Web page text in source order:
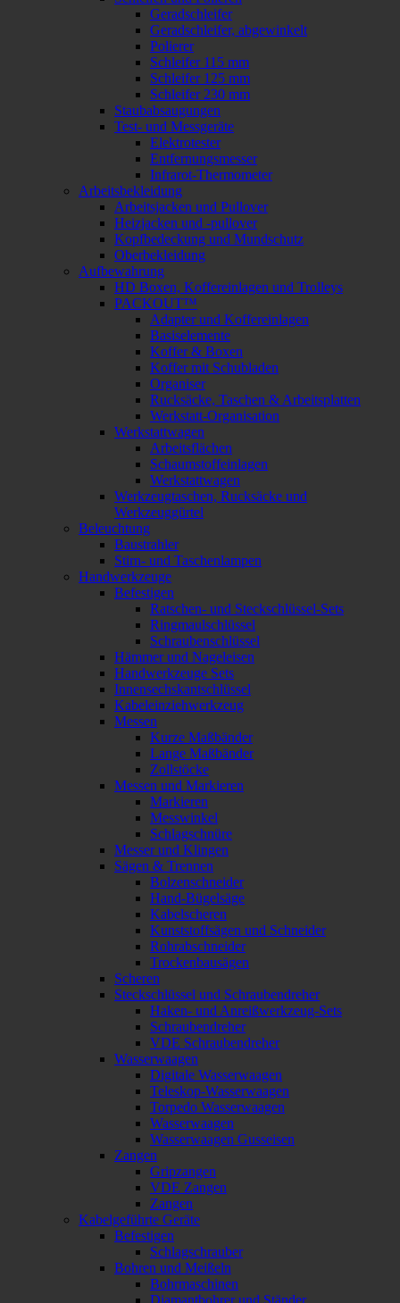
Geradschleifer
Geradschleifer, abgewinkelt
Polierer
Schleifer 115 mm
Schleifer 125 mm
Schleifer 230 mm
Staubabsaugungen
Test- und Messgeräte
Elektrotester
Entfernungsmesser
Infrarot-Thermometer
Arbeitsbekleidung
Arbeitsjacken und Pullover
Heizjacken und -pullover
Kopfbedeckung und Mundschutz
Oberbekleidung
Aufbewahrung
HD Boxen, Koffereinlagen und Trolleys
PACKOUT™
Adapter und Koffereinlagen
Basiselemente
Koffer & Boxen
Koffer mit Schubladen
Organiser
Rucksäcke, Taschen & Arbeitsplatten
Werkstatt-Organisation
Werkstattwagen
Arbeitsflächen
Schaumstoffeinlagen
Werkstattwagen
Werkzeugtaschen, Rucksäcke und
Werkzeuggürtel
Beleuchtung
Baustrahler
Stirn- und Taschenlampen
Handwerkzeuge
Befestigen
Ratschen- und Steckschlüssel-Sets
Ringmaulschlüssel
Schraubenschlüssel
Hämmer und Nageleisen
Handwerkzeuge Sets
Innensechskantschlüssel
Kabeleinziehwerkzeug
Messen
Kurze Maßbänder
Lange Maßbänder
Zollstöcke
Messen und Markieren
Markieren
Messwinkel
Schlagschnüre
Messer und Klingen
Sägen & Trennen
Bolzenschneider
Hand-Bügelsäge
Kabelscheren
Kunststoffsägen und Schneider
Rohrabschneider
Trockenbausägen
Scheren
Steckschlüssel und Schraubendreher
Haken- und Anreißwerkzeug-Sets
Schraubendreher
VDE Schraubendreher
Wasserwaagen
Digitale Wasserwaagen
Teleskop-Wasserwaagen
Torpedo Wasserwaagen
Wasserwaagen
Wasserwaagen Gusseisen
Zangen
Gripzangen
VDE Zangen
Zangen
Kabelgeführte Geräte
Befestigen
Schlagschrauber
Bohren und Meißeln
Bohrmaschinen
Diamantbohrer und Ständer